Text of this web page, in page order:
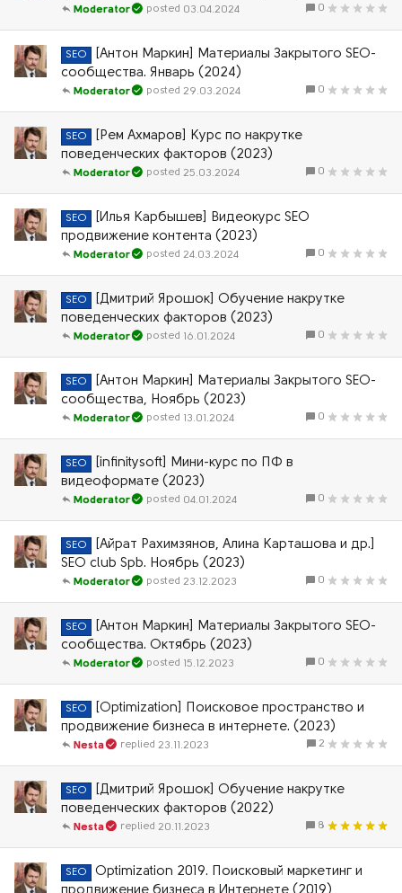
0
03.04.2024
Moderator
SEO
[Антон Маркин] Материалы Закрытого SEO-
сообщества. Январь (2024)
0
29.03.2024
Moderator
SEO
[Рем Ахмаров] Курс по накрутке
поведенческих факторов (2023)
0
25.03.2024
Moderator
SEO
[Илья Карбышев] Видеокурс SEO
продвижение контента (2023)
0
24.03.2024
Moderator
SEO
[Дмитрий Ярошок] Обучение накрутке
поведенческих факторов (2023)
0
16.01.2024
Moderator
SEO
[Антон Маркин] Материалы Закрытого SEO-
сообщества, Ноябрь (2023)
0
13.01.2024
Moderator
SEO
[infinitysoft] Мини-курс по ПФ в
видеоформате (2023)
0
04.01.2024
Moderator
SEO
[Айрат Рахимзянов, Алина Карташова и др.]
SEO club Spb. Ноябрь (2023)
0
23.12.2023
Moderator
SEO
[Антон Маркин] Материалы Закрытого SEO-
сообщества. Октябрь (2023)
0
15.12.2023
Moderator
SEO
[Optimization] Поисковое пространство и
продвижение бизнеса в интернете. (2023)
2
23.11.2023
Nesta
SEO
[Дмитрий Ярошок] Обучение накрутке
поведенческих факторов (2022)
8
20.11.2023
Nesta
SEO
Optimization 2019. Поисковый маркетинг и